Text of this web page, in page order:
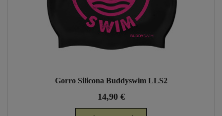
Gorro Silicona Buddyswim LLS2
14,90 €